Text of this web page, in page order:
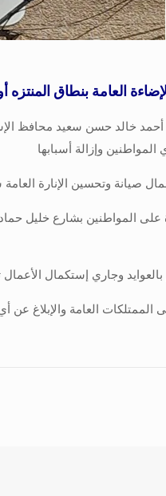
العامة بنطاق
أحمد خالد حسن سعيد محافظ
وإزالة أسبابها
المواطنين بشارع خليل
العامة والإبلاغ عن